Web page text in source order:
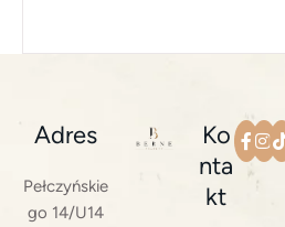
Adres
Pełczyńskie
go 14/U14
Ko
nta
kt